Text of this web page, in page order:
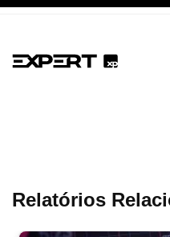
Relatórios